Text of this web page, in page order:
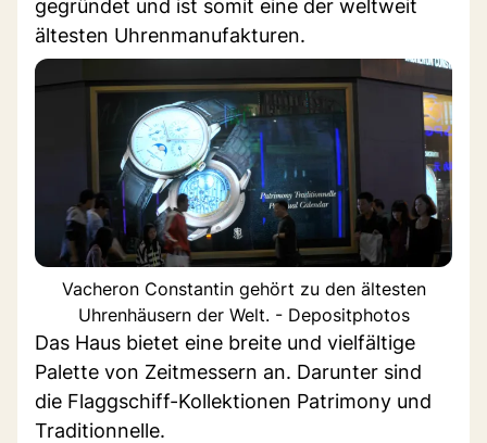
gegründet und ist somit eine der weltweit
ältesten Uhrenmanufakturen.
Vacheron Constantin gehört zu den ältesten
Uhrenhäusern der Welt. - Depositphotos
Das Haus bietet eine breite und vielfältige
Palette von Zeitmessern an. Darunter sind
die Flaggschiff-Kollektionen Patrimony und
Traditionnelle.